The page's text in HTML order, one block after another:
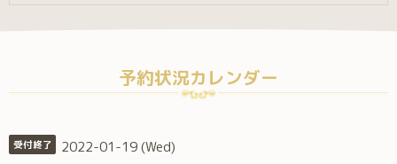
予約状況カレンダー
受付終了 2022-01-19 (Wed)